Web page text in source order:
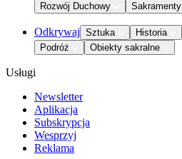
Rozwój Duchowy
Sakramenty
Odkrywaj Sztuka Historia
Podróż
Obiekty sakralne
Usługi
Newsletter
Aplikacja
Subskrypcja
Wesprzyj
Reklama